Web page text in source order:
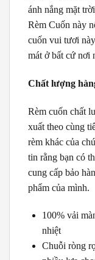
ánh nắng mặt
Rèm Cuốn này
cuốn vui tươi
mát ở bất cứ nơi
Chất lượng
Rèm cuốn chất
xuất theo cùng
rèm khác của
tin rằng bạn có
cung cấp bảo
phẩm của mình.
100% vải
nhiệt
Chuỗi ròng